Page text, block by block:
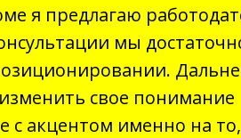
я предлагаю
мы
свое понимание
с акцентом именно на